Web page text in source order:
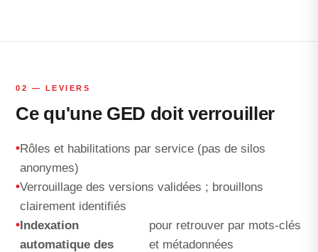
02 — LEVIERS
Ce qu'une GED doit verrouiller
Rôles et habilitations par service (pas de silos
anonymes)
Verrouillage des versions validées ; brouillons
clairement identifiés
Indexation
automatique des
pour retrouver par mots-clés
et métadonnées